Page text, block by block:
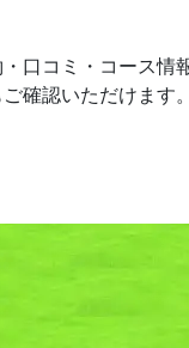
口コミ・コース
確認いただけます。